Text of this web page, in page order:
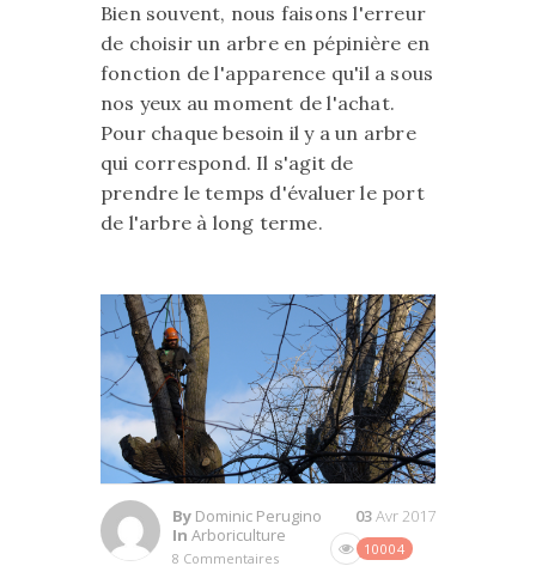
Bien souvent, nous faisons l'erreur
de choisir un arbre en pépinière en
fonction de l'apparence qu'il a sous
nos yeux au moment de l'achat.
Pour chaque besoin il y a un arbre
qui correspond. Il s'agit de
prendre le temps d'évaluer le port
de l'arbre à long terme.
By Dominic Perugino
In Arboriculture
8 Commentaires
10004
03Avr 2017